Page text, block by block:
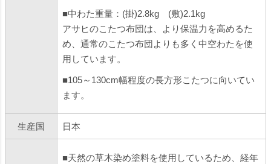
■中わた重量：(掛)2.8kg (敷)2.1kg
アサヒのこたつ布団は、より保温力を高めるた
め、通常のこたつ布団よりも多く中空わたを使
用しています。
■105～130cm幅程度の長方形こたつに向いてい
ます。
生産国 日本
■天然の草木染め塗料を使用しているため、経年